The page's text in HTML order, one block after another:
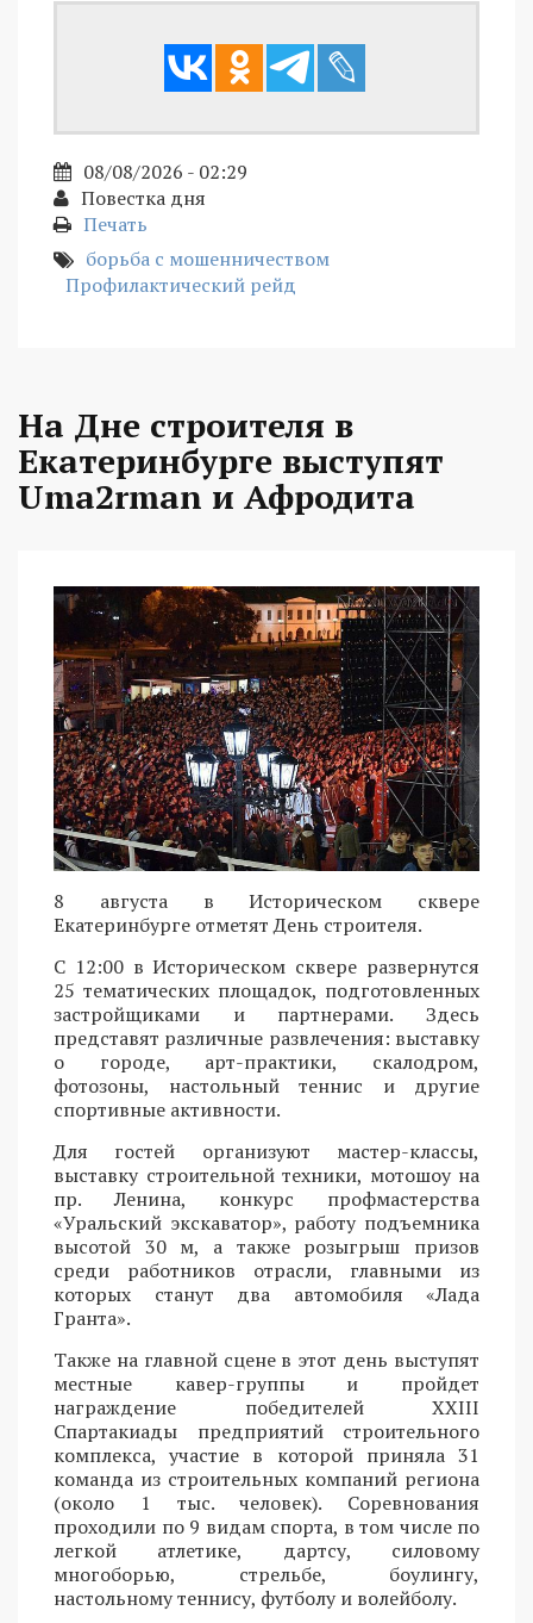
08/08/2026 - 02:29
Повестка дня
Печать
борьба с мошенничеством
Профилактический рейд
На Дне строителя в
Екатеринбурге выступят
Uma2rman и Афродита
8 августа в Историческом сквере
Екатеринбурге отметят День строителя.
С 12:00 в Историческом сквере развернутся
25 тематических площадок, подготовленных
застройщиками и партнерами. Здесь
представят различные развлечения: выставку
о городе, арт-практики, скалодром,
фотозоны, настольный теннис и другие
спортивные активности.
Для гостей организуют мастер-классы,
выставку строительной техники, мотошоу на
пр. Ленина, конкурс профмастерства
«Уральский экскаватор», работу подъемника
высотой 30 м, а также розыгрыш призов
среди работников отрасли, главными из
которых станут два автомобиля «Лада
Гранта».
Также на главной сцене в этот день выступят
местные кавер-группы и пройдет
награждение победителей XXIII
Спартакиады предприятий строительного
комплекса, участие в которой приняла 31
команда из строительных компаний региона
(около 1 тыс. человек). Соревнования
проходили по 9 видам спорта, в том числе по
легкой атлетике, дартсу, силовому
многоборью, стрельбе, боулингу,
настольному теннису, футболу и волейболу.